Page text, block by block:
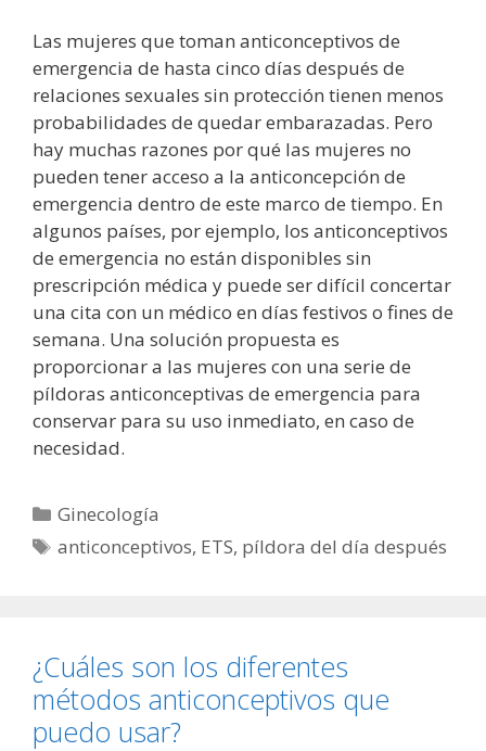
Las mujeres que toman anticonceptivos de
emergencia de hasta cinco días después de
relaciones sexuales sin protección tienen menos
probabilidades de quedar embarazadas. Pero
hay muchas razones por qué las mujeres no
pueden tener acceso a la anticoncepción de
emergencia dentro de este marco de tiempo. En
algunos países, por ejemplo, los anticonceptivos
de emergencia no están disponibles sin
prescripción médica y puede ser difícil concertar
una cita con un médico en días festivos o fines de
semana. Una solución propuesta es
proporcionar a las mujeres con una serie de
píldoras anticonceptivas de emergencia para
conservar para su uso inmediato, en caso de
necesidad.
Categorías
Ginecología
Etiquetas
anticonceptivos, ETS, píldora del día después
¿Cuáles son los diferentes
métodos anticonceptivos que
puedo usar?